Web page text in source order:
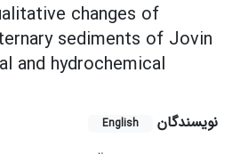
changes of
sediments of Jovin
and hydrochemical
نویسندگان English